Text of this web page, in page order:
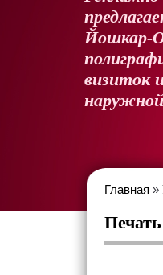
Йошкар-
визиток
Главная »